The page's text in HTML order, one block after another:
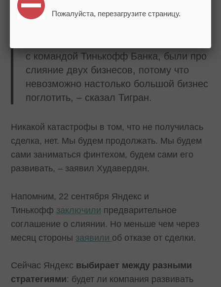
генерируемую чистую прибыль, они
с командой Тинькофф Банка, были про
слияние двух бизнесов, потому что
невозможно настолько большой бизнес
поглотить, – сказал Тигран.
Никакой катастрофы в том, что не получилась
сделка, нет. Мы будем продолжать. Мы будем
сами заниматься финтехом, будем сами его
развивать, – заявил Худавердян.
Напомним, 22 сентября Яндекс и
Тинькофф заключили предварительное
соглашение о слиянии. Но меньше чем через
месяц стороны заявили об отказе от сделки.
Сейчас Яндекс выбирает между разными
стратегиями: будет ли компания развивать
Пожалуйста, перезагрузите страницу.